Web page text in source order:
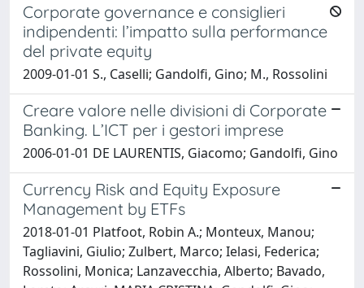
Corporate governance e consiglieri
indipendenti: l’impatto sulla performance
del private equity
2009-01-01 S., Caselli; Gandolfi, Gino; M., Rossolini
Creare valore nelle divisioni di Corporate
Banking. L’ICT per i gestori imprese
2006-01-01 DE LAURENTIS, Giacomo; Gandolfi, Gino
Currency Risk and Equity Exposure
Management by ETFs
2018-01-01 Platfoot, Robin A.; Monteux, Manou;
Tagliavini, Giulio; Zulbert, Marco; Ielasi, Federica;
Rossolini, Monica; Lanzavecchia, Alberto; Bavado,